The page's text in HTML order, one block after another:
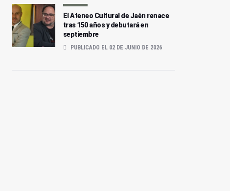
El Ateneo Cultural de Jaén renace
tras 150 años y debutará en
septiembre
PUBLICADO EL 02 DE JUNIO DE 2026